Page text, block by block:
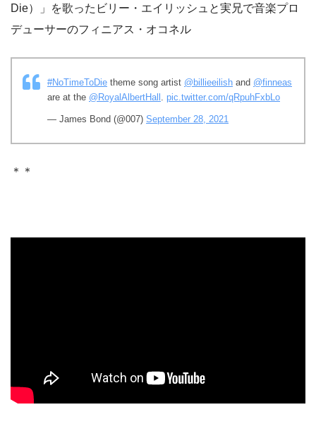
Die）」を歌ったビリー・エイリッシュと実兄で音楽プロ
デューサーのフィニアス・オコネル
#NoTimeToDie theme song artist @billieeilish and @finneas
are at the @RoyalAlbertHall . pic.twitter.com/qRpuhFxbLo
— James Bond (@007) September 28, 2021
＊＊